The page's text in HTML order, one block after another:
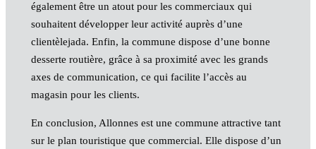
également être un atout pour les commerciaux qui
souhaitent développer leur activité auprès d’une
clientèlejada. Enfin, la commune dispose d’une bonne
desserte routière, grâce à sa proximité avec les grands
axes de communication, ce qui facilite l’accès au
magasin pour les clients.
En conclusion, Allonnes est une commune attractive tant
sur le plan touristique que commercial. Elle dispose d’un